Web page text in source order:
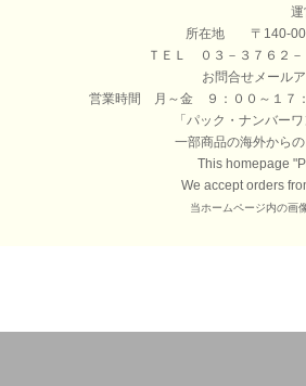
所在地 〒140-
ＴＥＬ ０３－３７６２
お問合せメー
営業時間 月～金 ９：００～１７
「パック・ナンバー
一部商品の海外から
This homepage
We accept orders
当ホームページ内の画